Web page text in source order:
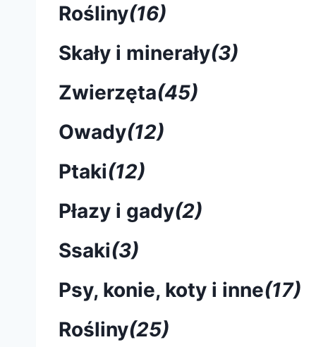
Rośliny(16)
Skały i minerały(3)
Zwierzęta(45)
Owady(12)
Ptaki(12)
Płazy i gady(2)
Ssaki(3)
Psy, konie, koty i inne(17)
Rośliny(25)